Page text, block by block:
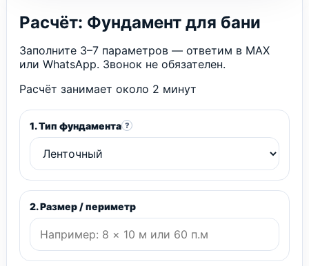
Расчёт: Фундамент для бани
Заполните 3–7 параметров — ответим в MAX
или WhatsApp. Звонок не обязателен.
Расчёт занимает около 2 минут
1. Тип фундамента ?
2. Размер / периметр